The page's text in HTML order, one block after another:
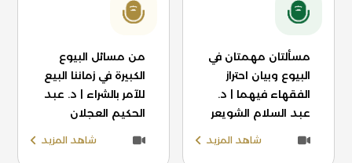
مسألتان مهمتان في
البيوع وبيان احتراز
الفقهاء فيهما | د.
عبد السلام الشويعر
شاهد المزيد
من مسائل البيوع
الكبيرة في زماننا البيع
للآمر بالشراء | د. عبد
الحكيم العجلان
شاهد المزيد